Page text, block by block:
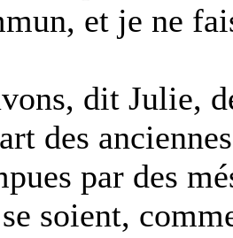
et je ne
dit Julie,
des
par des
soient,